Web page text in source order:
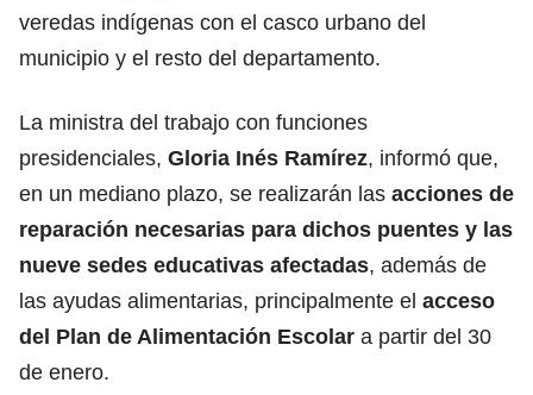
veredas indígenas con el casco urbano del
municipio y el resto del departamento.
La ministra del trabajo con funciones
presidenciales, Gloria Inés Ramírez, informó que,
en un mediano plazo, se realizarán las acciones de
reparación necesarias para dichos puentes y las
nueve sedes educativas afectadas, además de
las ayudas alimentarias, principalmente el acceso
del Plan de Alimentación Escolar a partir del 30
de enero.